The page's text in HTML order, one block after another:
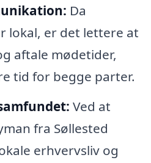
Da
lokal, er det lettere at
aftale mødetider,
tid for begge parter.
Ved at
fra Søllested
erhvervsliv og